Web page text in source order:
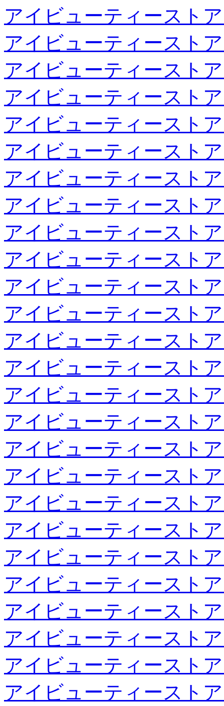
アイビューティースト
アイビューティースト
アイビューティースト
アイビューティースト
アイビューティースト
アイビューティースト
アイビューティースト
アイビューティースト
アイビューティースト
アイビューティースト
アイビューティースト
アイビューティースト
アイビューティースト
アイビューティースト
アイビューティースト
アイビューティースト
アイビューティースト
アイビューティースト
アイビューティースト
アイビューティースト
アイビューティースト
アイビューティースト
アイビューティースト
アイビューティースト
アイビューティースト
アイビューティースト